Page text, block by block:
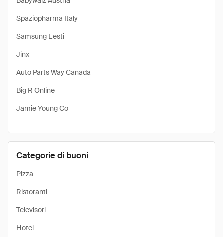
Spaziopharma Italy
Samsung Eesti
Jinx
Auto Parts Way Canada
Big R Online
Jamie Young Co
Categorie di buoni
Pizza
Ristoranti
Televisori
Hotel